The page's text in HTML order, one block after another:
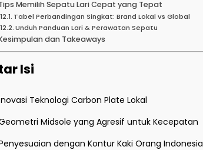
Memilih Sepatu Lari Cepat yang Tepat
Tabel Perbandingan Singkat: Brand Lokal vs Global
Unduh Panduan Lari & Perawatan Sepatu
dan Takeaways
Isi
Teknologi Carbon Plate Lokal
Midsole yang Agresif untuk Kecepatan
dengan Kontur Kaki Orang Indonesia